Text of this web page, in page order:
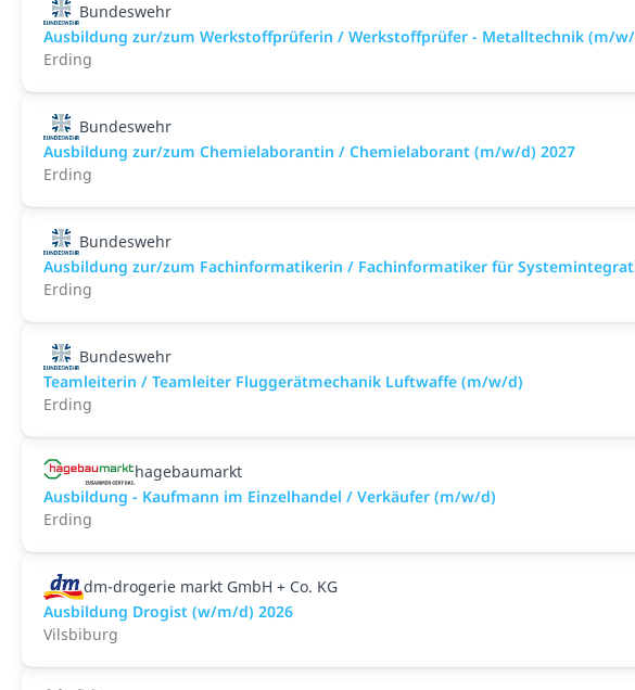
Bundeswehr
Ausbildung zur/zum Werkstoffprüferin / Werkstoffprüfer - Metalltechnik (m/w/
Erding
Bundeswehr
Ausbildung zur/zum Chemielaborantin / Chemielaborant (m/w/d) 2027
Erding
Bundeswehr
Ausbildung zur/zum Fachinformatikerin / Fachinformatiker für
Erding
Bundeswehr
Teamleiterin / Teamleiter Fluggerätmechanik Luftwaffe (m/w/d)
Erding
hagebaumarkt
Ausbildung - Kaufmann im Einzelhandel / Verkäufer (m/w/d)
Erding
dm-drogerie markt GmbH + Co. KG
Ausbildung Drogist (w/m/d) 2026
Vilsbiburg